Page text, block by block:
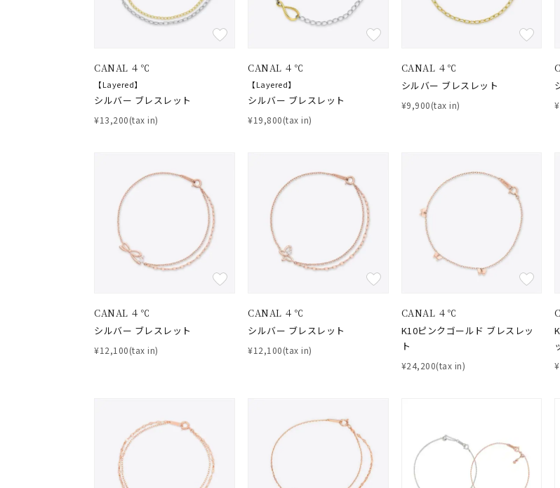
レディース
リングサイズ
在庫 在庫ありのみ すべて表示
CANAL ４℃
【Layered】
シルバー ブレスレット
¥13,200(tax in)
CANAL ４℃
【Layered】
シルバー ブレスレット
¥19,800(tax in)
CANAL ４℃
シルバー ブレスレット
¥9,900(tax in)
CANAL ４℃
シルバー ブレスレット
¥12,100(tax in)
CANAL ４℃
シルバー ブレスレット
¥12,100(tax in)
CANAL ４℃
K10ピンクゴールド ブレスレッ
ト
¥24,200(tax in)